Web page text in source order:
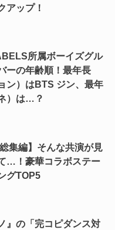
アップ！
所属ボーイズグル
ーの年齢順！最年長
ン）はBTS ジン、最年
）は…？
総集編】そんな共演が見
…！豪華コラボステー
グTOP5
』の「完コピダンス対